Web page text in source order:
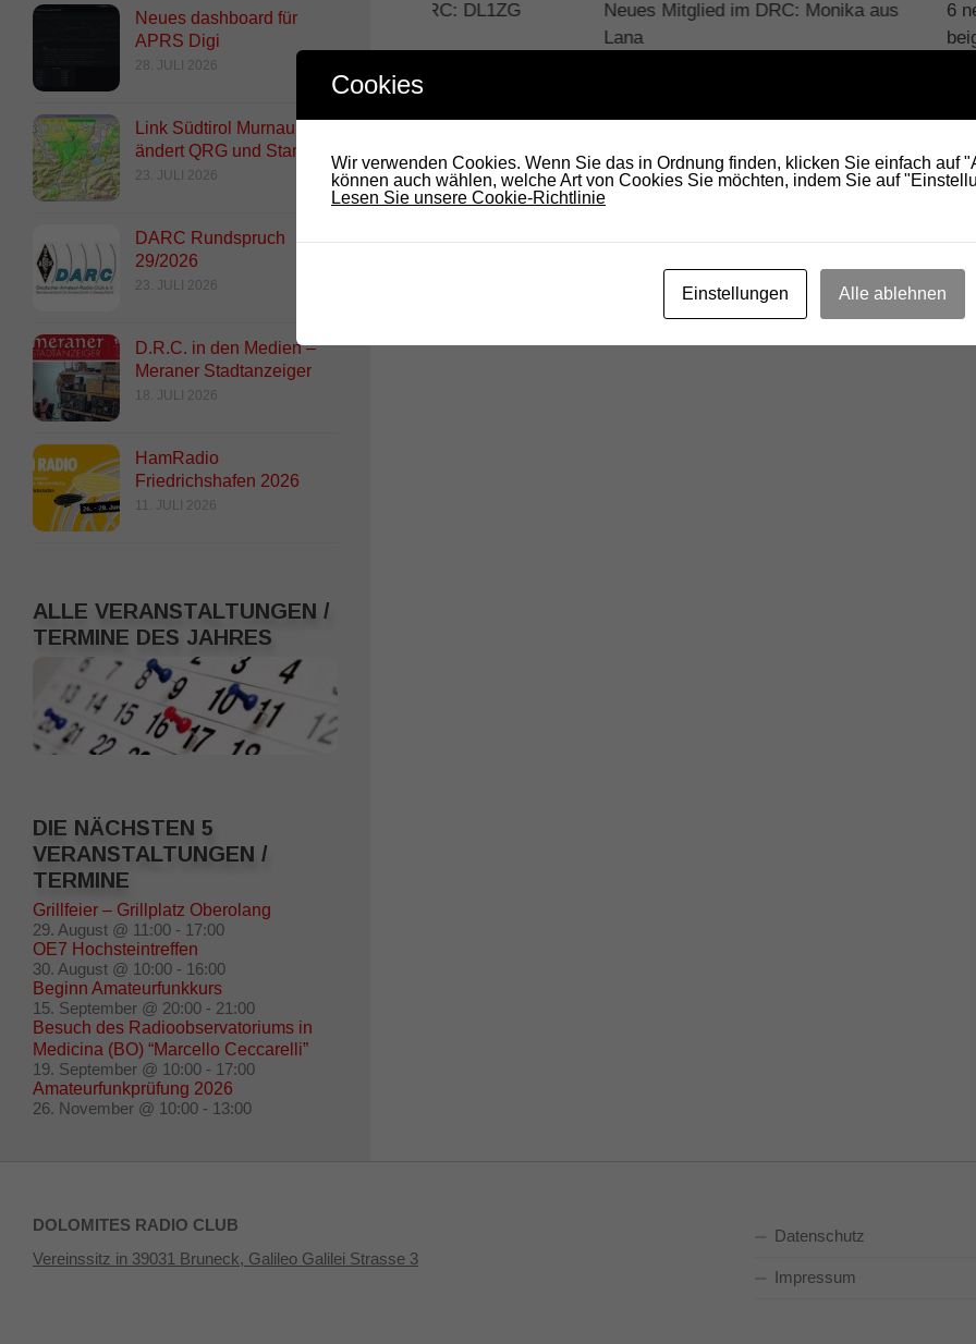
Neues Mitglied im DRC: Monika aus
Lana
6
Neues Mitglied im DRC: DL1ZG
13. JULI 2019
Neues dashboard für
APRS Digi
28. JULI 2026
Link Südtirol Murnau Süd
ändert QRG und Standort
23. JULI 2026
DARC Rundspruch
29/2026
23. JULI 2026
D.R.C. in den Medien –
Meraner Stadtanzeiger
18. JULI 2026
HamRadio
Friedrichshafen 2026
11. JULI 2026
ALLE VERANSTALTUNGEN /
TERMINE DES JAHRES
DIE NÄCHSTEN 5
VERANSTALTUNGEN /
TERMINE
Grillfeier – Grillplatz Oberolang
29. August @ 11:00 - 17:00
OE7 Hochsteintreffen
30. August @ 10:00 - 16:00
Beginn Amateurfunkkurs
15. September @ 20:00 - 21:00
Besuch des Radioobservatoriums in
Medicina (BO) “Marcello Ceccarelli”
19. September @ 10:00 - 17:00
Amateurfunkprüfung 2026
26. November @ 10:00 - 13:00
DOLOMITES RADIO CLUB
Vereinssitz in 39031 Bruneck, Galileo Galilei Strasse 3
Datenschutz
Impressum
Cookies
Wir verwenden Cookies. Wenn Sie das in Ordnung finden, klicken Sie einfach auf
können auch wählen, welche Art von Cookies Sie möchten, indem Sie auf
Lesen Sie unsere Cookie-Richtlinie
Einstellungen Alle ablehnen